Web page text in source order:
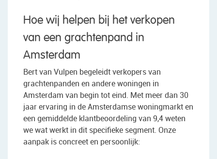
Hoe wij helpen bij het verkopen
van een grachtenpand in
Amsterdam
Bert van Vulpen begeleidt verkopers van
grachtenpanden en andere woningen in
Amsterdam van begin tot eind. Met meer dan 30
jaar ervaring in de Amsterdamse woningmarkt en
een gemiddelde klantbeoordeling van 9,4 weten
we wat werkt in dit specifieke segment. Onze
aanpak is concreet en persoonlijk: